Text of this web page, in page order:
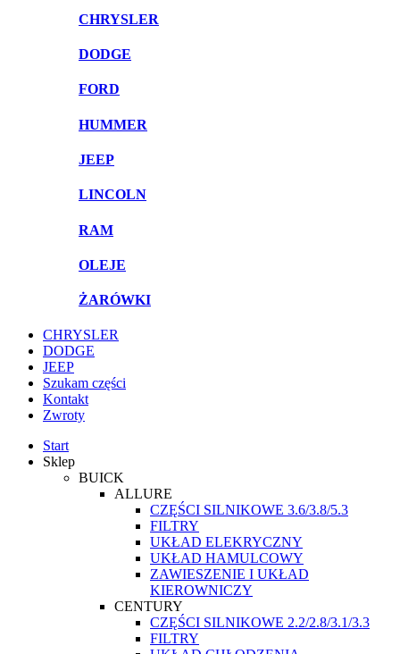
CHRYSLER
DODGE
FORD
HUMMER
JEEP
LINCOLN
RAM
OLEJE
ŻARÓWKI
CHRYSLER
DODGE
JEEP
Szukam części
Kontakt
Zwroty
Start
Sklep
BUICK
ALLURE
CZĘŚCI SILNIKOWE 3.6/3.8/5.3
FILTRY
UKŁAD ELEKRYCZNY
UKŁAD HAMULCOWY
ZAWIESZENIE I UKŁAD
KIEROWNICZY
CENTURY
CZĘŚCI SILNIKOWE 2.2/2.8/3.1/3.3
FILTRY